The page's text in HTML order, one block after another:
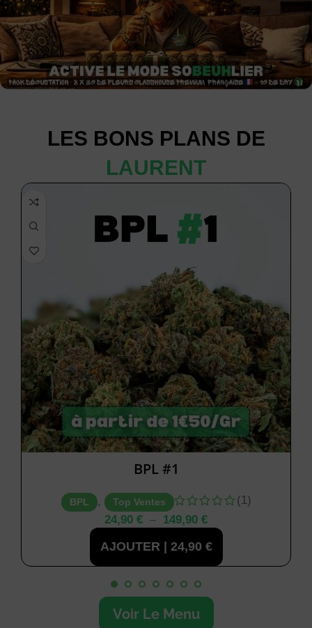
LES BONS PLANS DE
LAURENT
BPL #1
BPL , Top Ventes
(1)
24,90 € – 149,90 €
AJOUTER | 24,90 €
Voir Le Menu